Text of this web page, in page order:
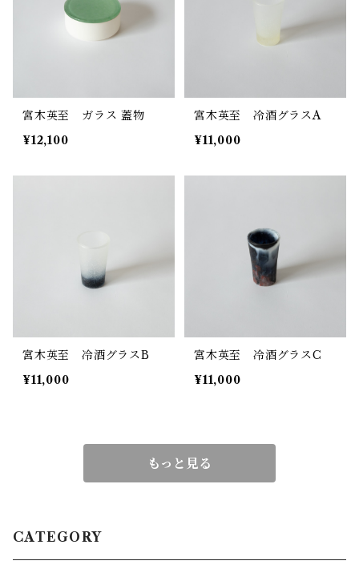
宮木英至 ガラス 蓋物
¥12,100
宮木英至 冷酒グラスA
¥11,000
宮木英至 冷酒グラスB
¥11,000
宮木英至 冷酒グラスC
¥11,000
もっと見る
CATEGORY